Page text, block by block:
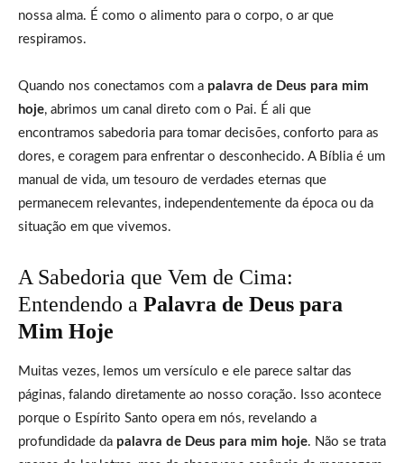
nossa alma. É como o alimento para o corpo, o ar que
respiramos.
Quando nos conectamos com a palavra de Deus para mim
hoje, abrimos um canal direto com o Pai. É ali que
encontramos sabedoria para tomar decisões, conforto para as
dores, e coragem para enfrentar o desconhecido. A Bíblia é um
manual de vida, um tesouro de verdades eternas que
permanecem relevantes, independentemente da época ou da
situação em que vivemos.
A Sabedoria que Vem de Cima:
Entendendo a Palavra de Deus para
Mim Hoje
Muitas vezes, lemos um versículo e ele parece saltar das
páginas, falando diretamente ao nosso coração. Isso acontece
porque o Espírito Santo opera em nós, revelando a
profundidade da palavra de Deus para mim hoje. Não se trata